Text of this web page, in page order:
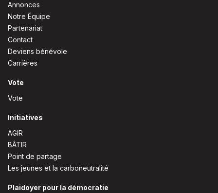
Annonces
Notre Équipe
Partenariat
Contact
Deviens bénévole
Carrières
Vote
Vote
Initiatives
AGIR
BÂTIR
Point de partage
Les jeunes et la carboneutralité
Plaidoyer pour la démocratie